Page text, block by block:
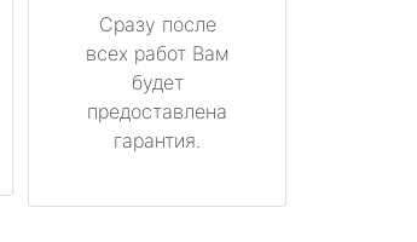
Сразу после
всех работ Вам
будет
предоставлена
гарантия.